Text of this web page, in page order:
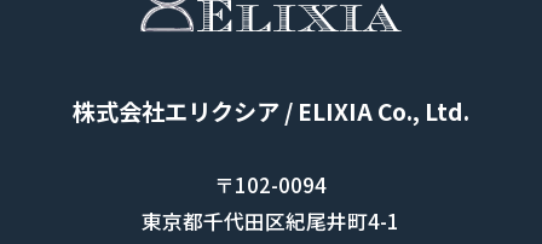
株式会社エリクシア / ELIXIA Co., Ltd.
〒102-0094
東京都千代田区紀尾井町4-1